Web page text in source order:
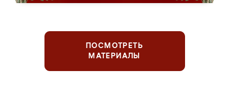
ПОСМОТРЕТЬ
МАТЕРИАЛЫ